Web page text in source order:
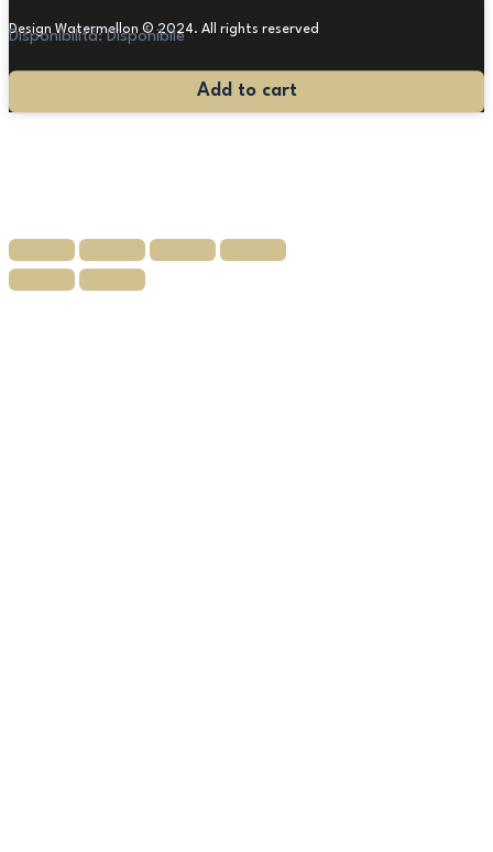
Design Watermellon © 2024. All rights reserved
Disponibilità: Disponibile
Dipinto
Add to cart